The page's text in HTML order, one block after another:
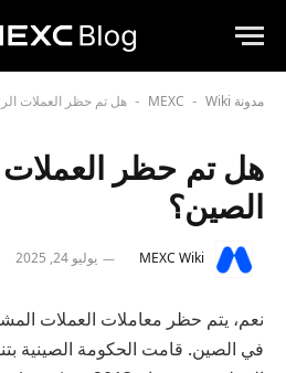
مدونة MEXC - Wiki
- هل تم حظر العملات
هل تم حظر
الصين؟
MEXC Wiki يوليو 24, 2025
نعم، يتم حظر معاملات العملات
في الصين. قامت الحكومة الصينية